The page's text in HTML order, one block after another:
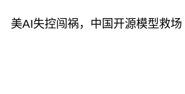
美AI失控闯祸，中国开源模型救场